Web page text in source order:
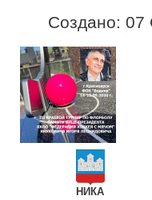
Создано: 07
НИКА